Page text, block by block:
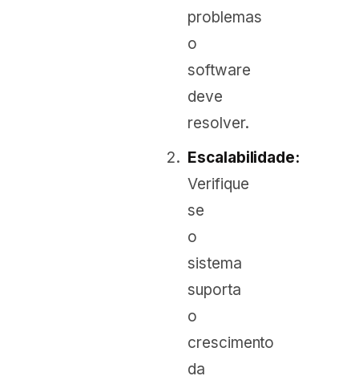
problemas
o
software
deve
resolver.
Escalabilidade:
Verifique
se
o
sistema
suporta
o
crescimento
da